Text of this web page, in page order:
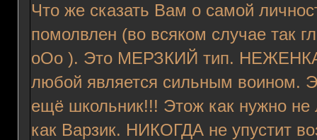
Что же сказать Вам о самой
помолвлен (во всяком случае так
oOo ). Это МЕРЗКИЙ тип. НЕЖЕНКА.
любой является сильным воином.
ещё школьник!!! Этож как нужно не
как Варзик. НИКОГДА не упустит